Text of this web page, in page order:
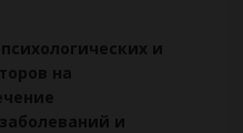
и
на
и